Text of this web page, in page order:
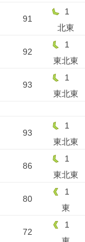
91
1
北東
92
1
東北東
93
1
東北東
93
1
東北東
86
1
東北東
80
1
東
72
1